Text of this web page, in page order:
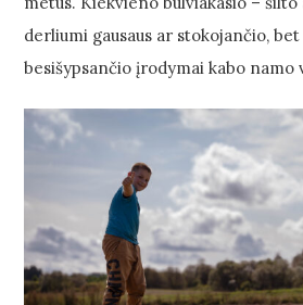
derliumi gausaus ar stokojančio, bet
besišypsančio įrodymai kabo namo